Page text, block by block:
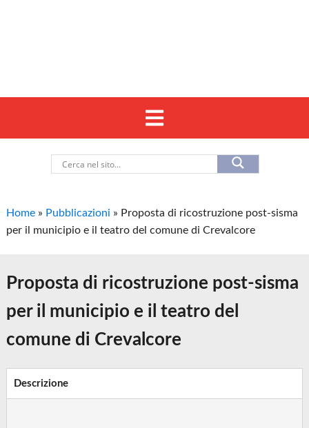
Home » Pubblicazioni » Proposta di ricostruzione post-sisma
per il municipio e il teatro del comune di Crevalcore
Proposta di ricostruzione post-sisma
per il municipio e il teatro del
comune di Crevalcore
Descrizione